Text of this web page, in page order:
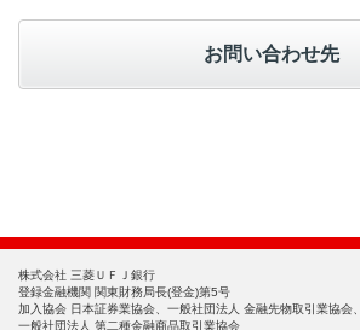
お問い合わせ先
株式会社 三菱ＵＦＪ銀行
登録金融機関 関東財務局長(登金)第5号
加入協会 日本証券業協会、一般社団法人 金融先物取引業協会、
一般社団法人 第二種金融商品取引業協会